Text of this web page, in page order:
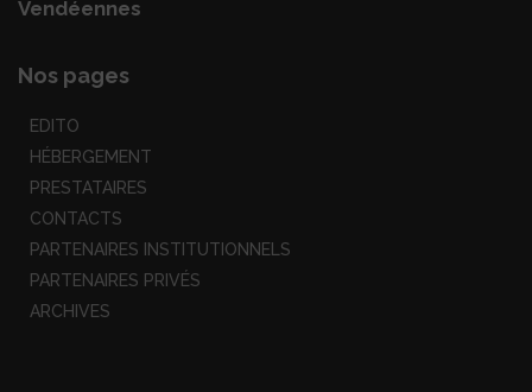
Vendéennes
Nos pages
EDITO
HÉBERGEMENT
PRESTATAIRES
CONTACTS
PARTENAIRES INSTITUTIONNELS
PARTENAIRES PRIVÉS
ARCHIVES